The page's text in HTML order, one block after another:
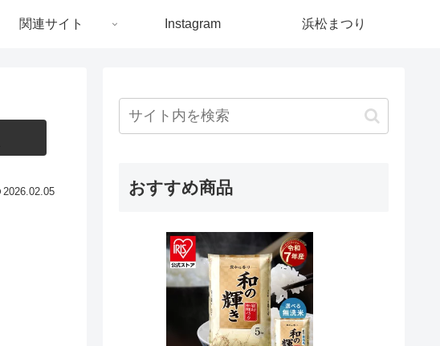
関連サイト Instagram 浜松まつり
2026.02.05 おすすめ商品